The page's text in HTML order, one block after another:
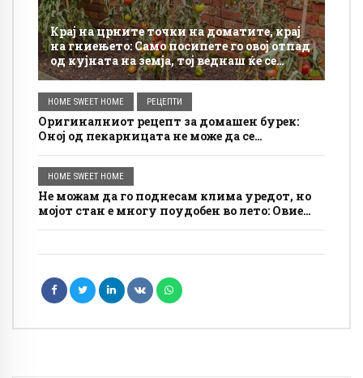
Крај на црните точки на доматите, крај
на гниењето: Само посипете го овој отпад
од кујната на земја, тој веднаш ќе се
опорави.
HOME SWEET HOME РЕЦЕПТИ
Оригиналниот рецепт за домашен бурек:
Оној од пекарницата не може да се
HOME SWEET HOME
Не можам да го поднесам клима уредот, но
мојот стан е многу поудобен во лето: Овие